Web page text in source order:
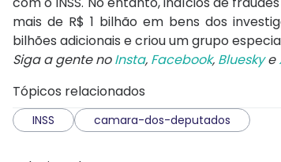
mais de R$ 1 bilhão em bens dos
bilhões adicionais e criou um grupo
Siga a gente noInsta, Facebook, Blueskye
Tópicos relacionados
INSS camara-dos-deputados